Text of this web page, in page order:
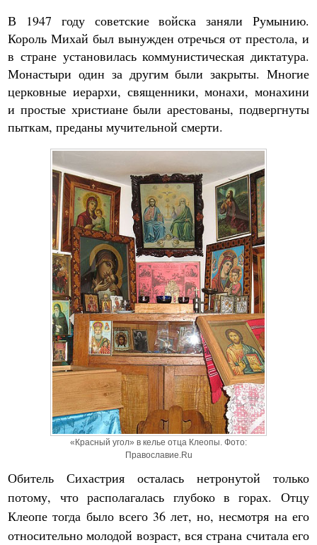
В 1947 году советские войска заняли Румынию.
Король Михай был вынужден отречься от престола, и
в стране установилась коммунистическая диктатура.
Монастыри один за другим были закрыты. Многие
церковные иерархи, священники, монахи, монахини
и простые христиане были арестованы, подвергнуты
пыткам, преданы мучительной смерти.
«Красный угол» в келье отца Клеопы. Фото:
Православие.Ru
Обитель Сихастрия осталась нетронутой только
потому, что располагалась глубоко в горах. Отцу
Клеопе тогда было всего 36 лет, но, несмотря на его
относительно молодой возраст, вся страна считала его